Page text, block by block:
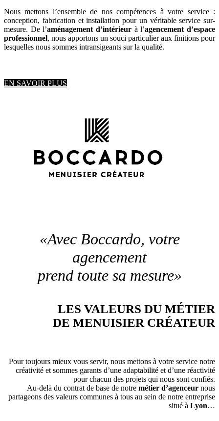
Nous mettons l’ensemble de nos compétences à votre service :
conception, fabrication et installation pour un véritable service sur-
mesure. De l’aménagement d’intérieur à l’agencement d’espace
professionnel, nous apportons un souci particulier aux finitions pour
lesquelles nous sommes intransigeants sur la qualité.
EN SAVOIR PLUS
«Avec Boccardo, votre
agencement
prend toute sa mesure»
LES VALEURS DU MÉTIER
DE MENUISIER CRÉATEUR
Pour toujours mieux vous servir, nous mettons à votre service notre
créativité et sommes garants d’une adaptabilité et d’une réactivité
pour chacun des projets qui nous sont confiés.
Au-delà du contrat de base de notre métier d’agenceur nous
partageons des valeurs communes à tous au sein de notre entreprise
situé à Lyon…